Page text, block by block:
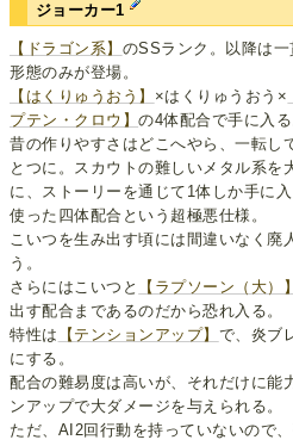
ジョーカー1
【ドラゴン系】 のSSランク。以降は
形態のみが登場。
【はくりゅうおう】 ×はくりゅうおう×
プテン・クロウ】の4体配合で手に入る
昔の作りやすさはどこへやら、一転し
とつに。スカウトの難しいメタル系を
に、ストーリーを通じて1体しか手に
使った四体配合という超極悪仕様。
こいつを生み出す頃には間違いなく廃
う。
さらにはこいつと
【ラプソーン（大）】
出す配合まであるのだから恐れ入る。
特性は
【テンションアップ】 で、炎ブ
にする。
配合の難易度は高いが、それだけに能
ンアップで大ダメージを与えられる。
ただ、AI2回行動を持っていないので